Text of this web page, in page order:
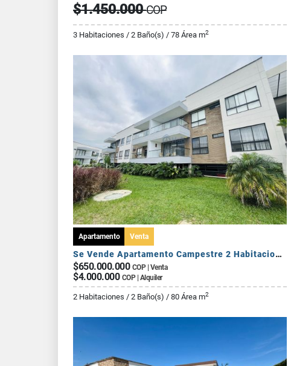
$1.450.000COP
3 Habitaciones / 2 Baño(s) / 78 Área m2
Apartamento Venta
Se Vende Apartamento Campestre 2 Habitaciones - Via Al Caimo
$650.000.000 COP | Venta
$4.000.000 COP | Alquiler
2 Habitaciones / 2 Baño(s) / 80 Área m2